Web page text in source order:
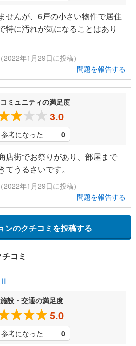
せんが、6戸の小さい物件で居住
特に汚れが気になることはあり
年1月29日に投稿）
問題を報告する
ミュニティの満足度
3.0
参考になった 0
店街でお祭りがあり、部屋まで
うるさいです。
年1月29日に投稿）
問題を報告する
ンのクチコミを投稿する
コミ
Ⅱ
設・交通の満足度
5.0
参考になった 0